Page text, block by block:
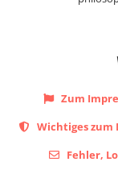
Zum
Wichtiges zum
Fehler,